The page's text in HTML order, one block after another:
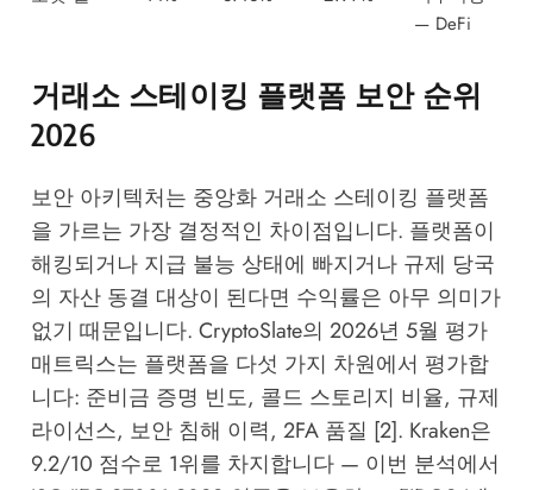
— DeFi
거래소 스테이킹 플랫폼 보안 순위
2026
보안 아키텍처는 중앙화 거래소 스테이킹 플랫폼
을 가르는 가장 결정적인 차이점입니다. 플랫폼이
해킹되거나 지급 불능 상태에 빠지거나 규제 당국
의 자산 동결 대상이 된다면 수익률은 아무 의미가
없기 때문입니다. CryptoSlate의 2026년 5월 평가
매트릭스는 플랫폼을 다섯 가지 차원에서 평가합
니다: 준비금 증명 빈도, 콜드 스토리지 비율, 규제
라이선스, 보안 침해 이력, 2FA 품질 [2]. Kraken은
9.2/10 점수로 1위를 차지합니다 — 이번 분석에서